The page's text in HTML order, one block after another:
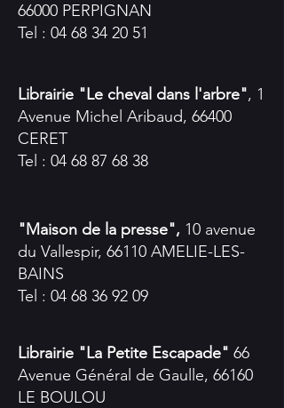
66000 PERPIGNAN
Tel : 04 68 34 20 51
Librairie "Le cheval dans l'arbre", 1
Avenue Michel Aribaud, 66400
CERET
Tel : 04 68 87 68 38
"Maison de la presse", 10 avenue
du Vallespir, 66110 AMELIE-LES-
BAINS
Tel : 04 68 36 92 09
Librairie "La Petite Escapade" 66
Avenue Général de Gaulle, 66160
LE BOULOU